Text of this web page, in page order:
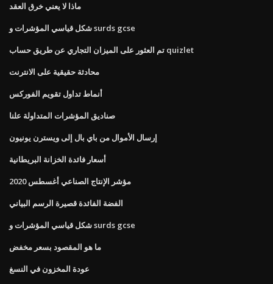
ماذا لا يعني خرق العقد
شكل قياسي المؤشرات و surds gcse
تم العثور على الميزان التجاري عن طريق حساب quizlet
محادثة حقيقية على الانترنت
أنماط تداول تقويم الفوركس
صناديق المؤشرات المتداولة علنا
إرسال الأموال من باي بال إلى ويسترن يونيون
أسعار فائدة الخزانة البريطانية
مؤشر الإنتاج الصناعي أغسطس 2020
الفضة الفائدة قصيرة الرسم البياني
شكل قياسي المؤشرات و surds gcse
ما هو المقصود بسعر مخفض
عودة المخزون في النسغ